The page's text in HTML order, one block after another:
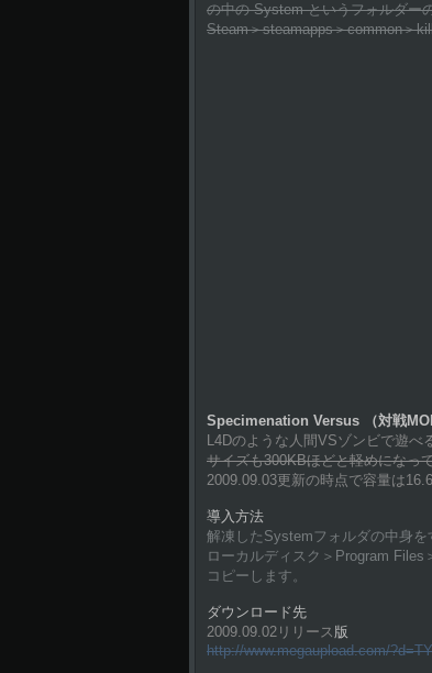
の中の System というフォルダー
Steam＞steamapps＞common＞
Specimenation Versus （対戦
L4Dのような人間VSゾンビで遊べ
サイズも300KBほどと軽めになっ
2009.09.03更新の時点で容量は
導入方法
解凍したSystemフォルダの中身を
ローカルディスク＞Program
コピーします。
ダウンロード先
2009.09.02リリース 版
http://www.megaupload.com/